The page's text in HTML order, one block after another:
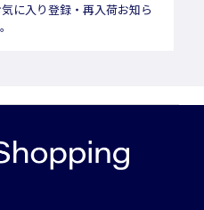
に入り登録・再入荷お知ら